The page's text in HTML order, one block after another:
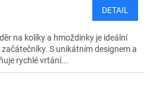
DETAIL
na kolíky a hmoždinky je ideální
S unikátním designem a
rychlé vrtání...